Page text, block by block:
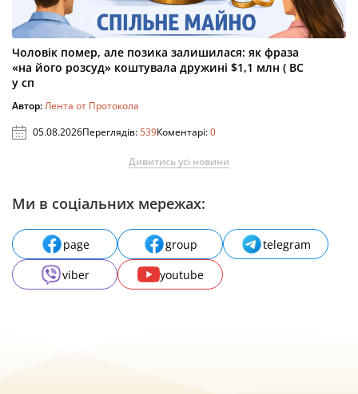
Чоловік помер, але позика залишилася: як фраза
«на його розсуд» коштувала дружині $1,1 млн ( ВС
у сп
Автор:Лента от Протокола
05.08.2026Переглядів:539Коментарі:0
Дивитись усі новини
Ми в соціальних мережах:
page group
telegram
viber
youtube